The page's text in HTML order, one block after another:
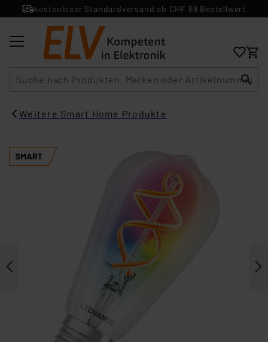
kostenloser Standardversand ab CHF 69 Bestellwert
Weitere Smart Home Produkte